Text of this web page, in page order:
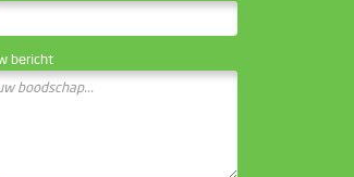
bericht